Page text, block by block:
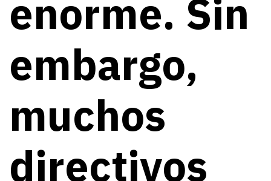
enorme. Sin
embargo,
muchos
directivos